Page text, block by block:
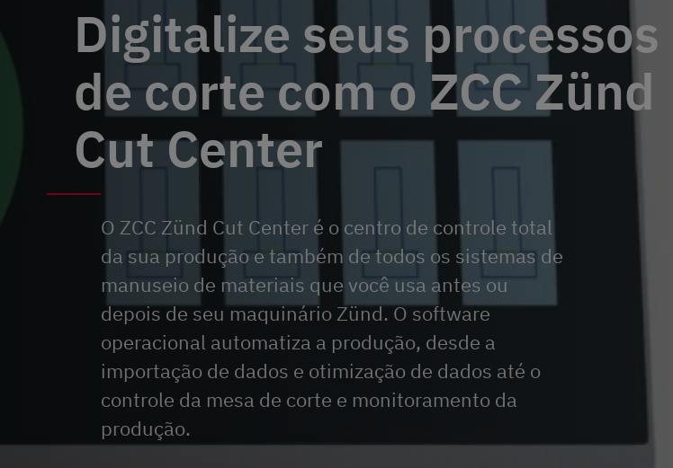
Digitalize seus processos
de corte com o ZCC Zünd
Cut Center
O ZCC Zünd Cut Center é o centro de controle total
da sua produção e também de todos os sistemas de
manuseio de materiais que você usa antes ou
depois de seu maquinário Zünd. O software
operacional automatiza a produção, desde a
importação de dados e otimização de dados até o
controle da mesa de corte e monitoramento da
produção.